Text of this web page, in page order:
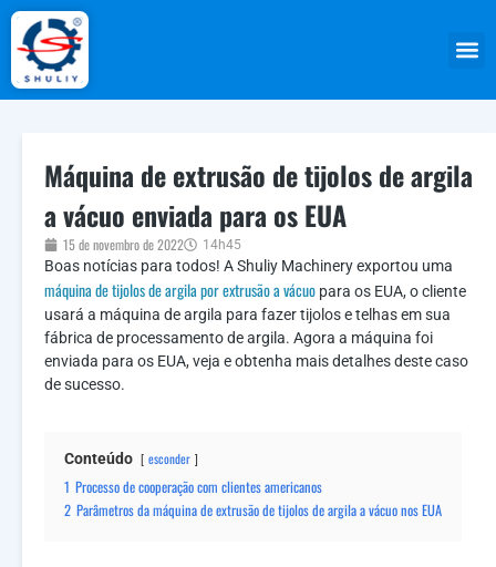
Máquina de extrusão de tijolos de argila
a vácuo enviada para os EUA
15 de novembro de 2022 14h45
Boas notícias para todos! A Shuliy Machinery exportou uma
máquina de tijolos de argila por extrusão a vácuo para os EUA, o cliente
usará a máquina de argila para fazer tijolos e telhas em sua
fábrica de processamento de argila. Agora a máquina foi
enviada para os EUA, veja e obtenha mais detalhes deste caso
de sucesso.
Conteúdo esconder
1 Processo de cooperação com clientes americanos
2 Parâmetros da máquina de extrusão de tijolos de argila a vácuo nos EUA